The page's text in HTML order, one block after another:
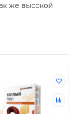
же высокой